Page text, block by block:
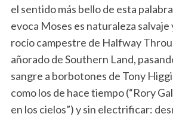
el sentido más bello de esta
evoca Moses es naturaleza
rocío campestre de Halfway
añorado de Southern Land,
sangre a borbotones de Tony
como los de hace tiempo (“Rory
en los cielos”) y sin electrificar: